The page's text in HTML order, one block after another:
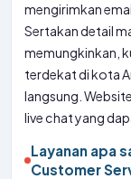
mengirimkan
Sertakan detail
memungkinkan,
terdekat di kota
langsung.
live chat yang
Layanan apa
Customer